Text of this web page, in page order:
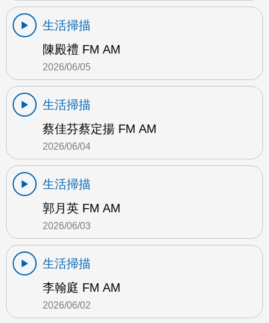
生活掃描
陳殿禮 FM AM
2026/06/05
生活掃描
蔡佳芬蔡定揚 FM AM
2026/06/04
生活掃描
郭月英 FM AM
2026/06/03
生活掃描
李翰庭 FM AM
2026/06/02